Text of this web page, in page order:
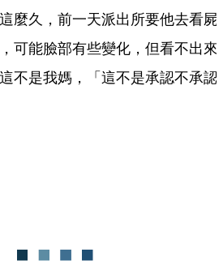
麼久，前一天派出所要他去看屍
可能臉部有些變化，但看不出來
不是我媽，「這不是承認不承認